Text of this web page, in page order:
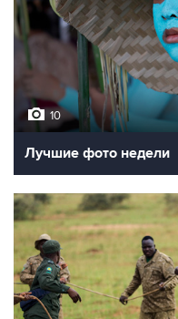
10
Лучшие фото недели